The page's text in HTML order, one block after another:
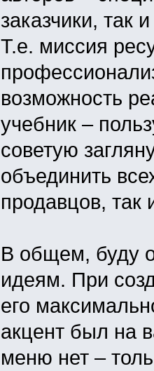
заказчики, так
Т.е. миссия
возможность
учебник –
советую
объединить
продавцов, так
В общем, буду
идеям. При
его
акцент был на
меню нет –